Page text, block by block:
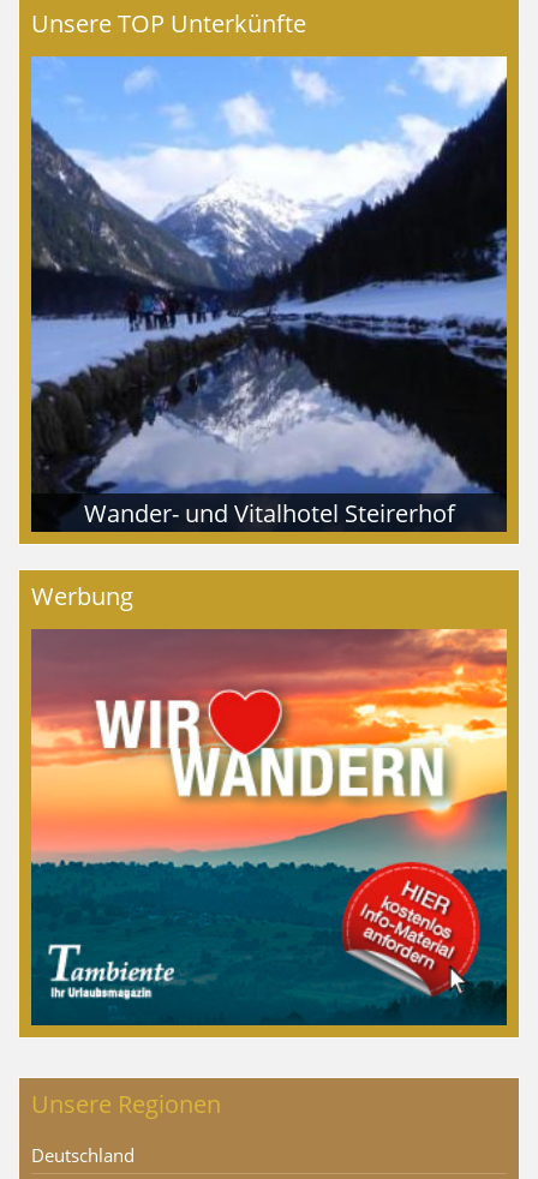
Unsere TOP Unterkünfte
Wander- und Vitalhotel Steirerhof
Werbung
Unsere Regionen
Deutschland